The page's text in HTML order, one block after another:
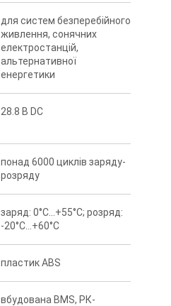
для систем безперебійного
живлення, сонячних
електростанцій,
альтернативної
енергетики
28.8 В DC
понад 6000 циклів заряду-
розряду
заряд: 0°C…+55°C; розряд:
-20°C…+60°C
пластик ABS
вбудована BMS, РК-